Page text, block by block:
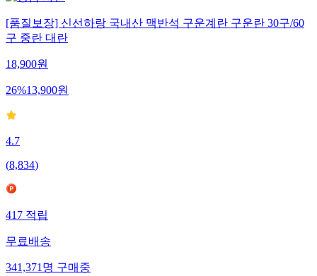
[품질보장] 신선하랑 국내산 맥반석 구운계란 구운란 30구/60
구 중란 대란
18,900원
26%13,900원
4.7
(8,834)
417 적립
무료배송
341,371 명 구매중